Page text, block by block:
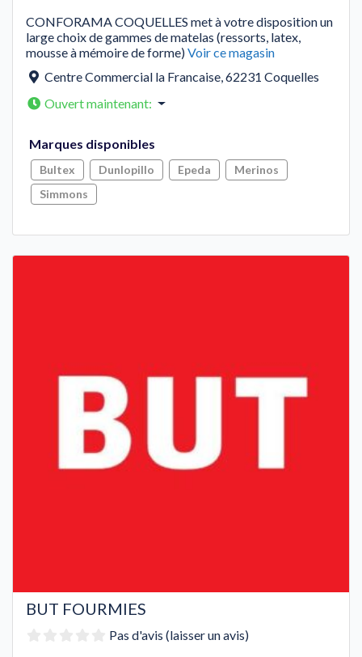
CONFORAMA COQUELLES met à votre disposition un
large choix de gammes de matelas (ressorts, latex,
mousse à mémoire de forme)Voir ce magasin
Centre Commercial la Francaise,62231 Coquelles
Ouvert maintenant:
Marques disponibles
Bultex Dunlopillo Epeda
Merinos
Simmons
BUT FOURMIES
Pas d'avis (laisser un avis)